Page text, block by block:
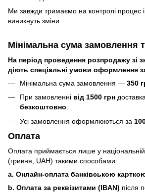
Ми завжди тримаємо на контролі процес
виникнуть зміни.
Мінімальна сума замовлення
На період проведення розпродажу зі
діють спеціальні умови оформлення
Мінімальна сума замовлення — 350
При замовленні від 1500 грн
безкоштовно.
Усі замовлення оформлюються за
Оплата
Оплата приймається лише у національній
(гривня, UAH) такими способами:
a. Онлайн-оплата банківською
b. Оплата за реквізитами (IBAN) після